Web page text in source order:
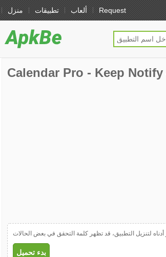
منزل تطبيقات ألعاب Request
أدناه لتنزيل التطبيق، قد تظهر كلمة التحقق في بعض الحالات
بدء تحميل